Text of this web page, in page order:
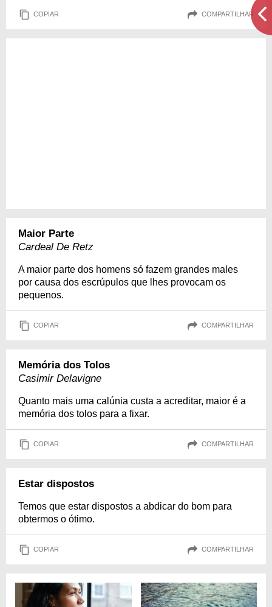
COPIAR COMPARTILHAR
Maior Parte
Cardeal De Retz
A maior parte dos homens só fazem grandes males
por causa dos escrúpulos que lhes provocam os
pequenos.
COPIAR COMPARTILHAR
Memória dos Tolos
Casimir Delavigne
Quanto mais uma calúnia custa a acreditar, maior é a
memória dos tolos para a fixar.
COPIAR COMPARTILHAR
Estar dispostos
Temos que estar dispostos a abdicar do bom para
obtermos o ótimo.
COPIAR COMPARTILHAR